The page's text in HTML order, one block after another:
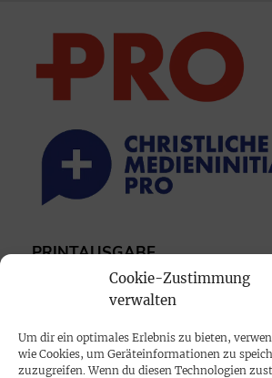
Cookie-Zustimmung
verwalten
Um dir ein optimales Erlebnis zu bieten,
wie Cookies, um Geräteinformationen zu
zuzugreifen. Wenn du diesen Technologien
PRINTAUSGABE
Mediadaten
PROKOMPAKT
Impressum